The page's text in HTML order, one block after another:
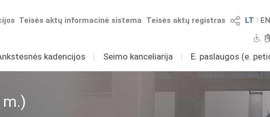
LT I EN
Teisės aktų registras
Teisės aktų informacinė sistema
kadencijos I Seimo kanceliarija I E. paslaugos (e.